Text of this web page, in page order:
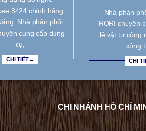
8424 chính hãng
Nhà phân phối
cung cấp dụng
cụ,
CHI TIẾT→
Nhà phân
RORI chuyên
lẻ vật tư công
công
CHI
CHI NHÁNH HỒ CHÍ